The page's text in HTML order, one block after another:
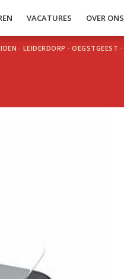
VACATURES OVER ONS
· LEIDERDORP · OEGSTGEEST ·